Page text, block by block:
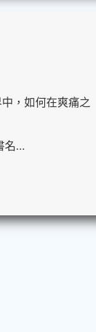
，如何在爽痛之
名…